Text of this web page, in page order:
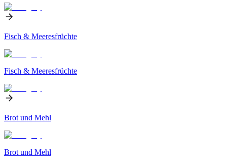
Fisch & Meeresfrüchte
Fisch & Meeresfrüchte
Brot und Mehl
Brot und Mehl